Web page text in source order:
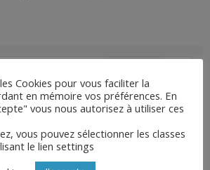
à l’apiculture
aux molécules de synthèse
Cookies pour vous faciliter la
en mémoire vos préférences. En
vous nous autorisez à utiliser ces
vous pouvez sélectionner les classes
le lien settings